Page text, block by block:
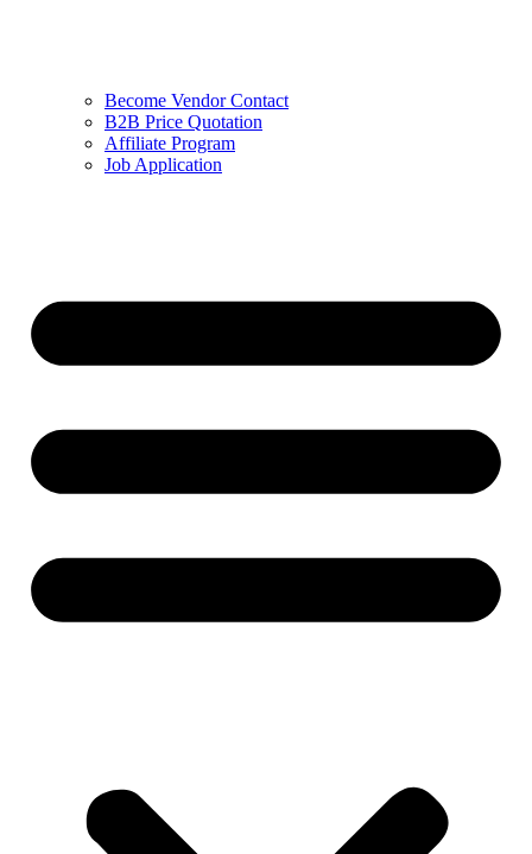
Become Vendor Contact
B2B Price Quotation
Affiliate Program
Job Application